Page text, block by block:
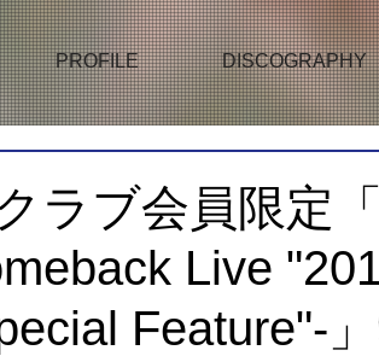
PROFILE DISCOGRAPHY
ラブ会員限定
Live
Feature"-